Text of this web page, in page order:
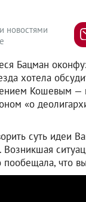
новостями
Бацман
хотела
Кошевым —
«о
суть идеи
пообещала, что